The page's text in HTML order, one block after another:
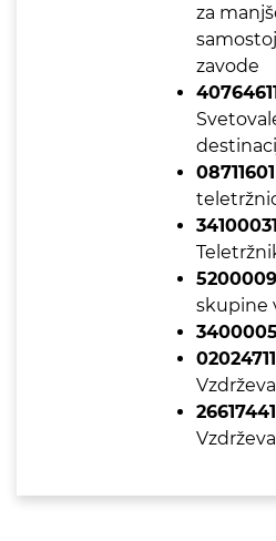
za
zavode
08711601
34100031
skupine
02024711
26617441